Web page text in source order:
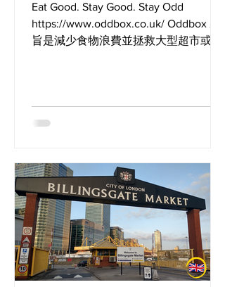
Eat Good. Stay Good. Stay Odd
https://www.oddbox.co.uk/ Oddbox 宗
旨是減少食物浪費並拯救大型超市或農